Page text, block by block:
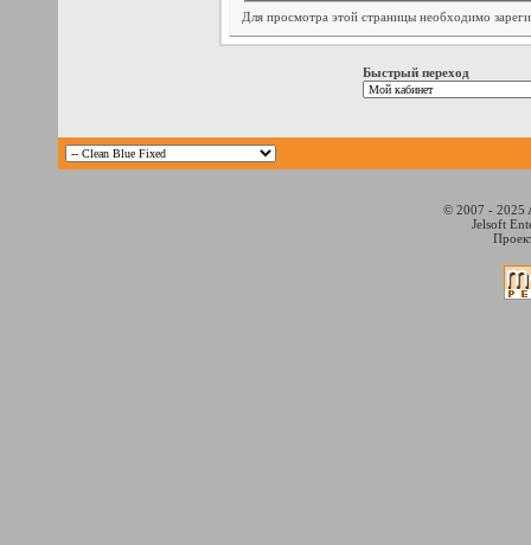
Для просмотра этой страницы необходимо
Быстрый переход
© 2007 - 2025
Jelsoft